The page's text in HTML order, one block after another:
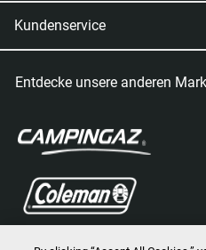
Kundenservice
Entdecke unsere anderen